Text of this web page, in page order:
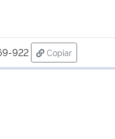
922
Copiar
para área de